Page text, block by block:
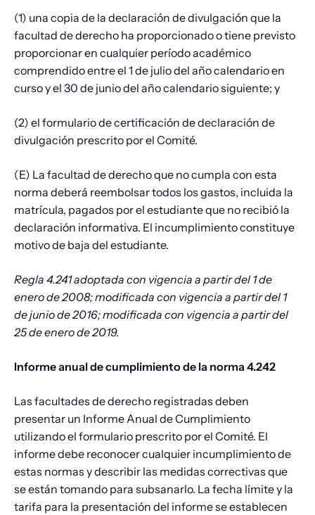
(1) una copia de la declaración de divulgación que la
facultad de derecho ha proporcionado o tiene previsto
proporcionar en cualquier período académico
comprendido entre el 1 de julio del año calendario en
curso y el 30 de junio del año calendario siguiente; y
(2) el formulario de certificación de declaración de
divulgación prescrito por el Comité.
(E) La facultad de derecho que no cumpla con esta
norma deberá reembolsar todos los gastos, incluida la
matrícula, pagados por el estudiante que no recibió la
declaración informativa. El incumplimiento constituye
motivo de baja del estudiante.
Regla 4.241 adoptada con vigencia a partir del 1 de
enero de 2008; modificada con vigencia a partir del 1
de junio de 2016; modificada con vigencia a partir del
25 de enero de 2019.
Informe anual de cumplimiento de la norma 4.242
Las facultades de derecho registradas deben
presentar un Informe Anual de Cumplimiento
utilizando el formulario prescrito por el Comité. El
informe debe reconocer cualquier incumplimiento de
estas normas y describir las medidas correctivas que
se están tomando para subsanarlo. La fecha límite y la
tarifa para la presentación del informe se establecen